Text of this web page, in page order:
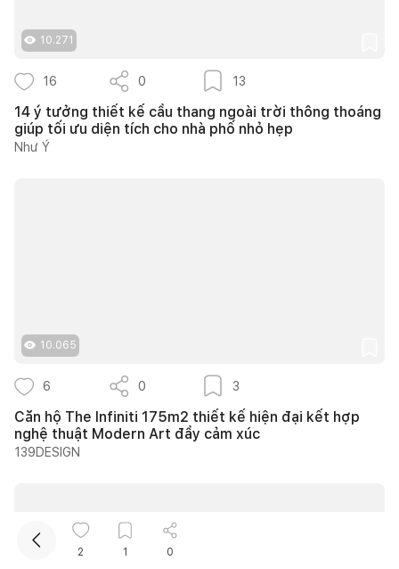
10.271
16 0 13
14 ý tưởng thiết kế cầu thang ngoài trời thông thoáng
giúp tối ưu diện tích cho nhà phố nhỏ hẹp
Như Ý
10.065
6 0 3
Căn hộ The Infiniti 175m2 thiết kế hiện đại kết hợp
nghệ thuật Modern Art đầy cảm xúc
139DESIGN
2 1 0